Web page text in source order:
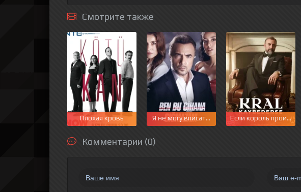
Смотрите также
Плохая кровь Я не могу вписаться в этот мирЕсли король проиграет
Комментарии (0)